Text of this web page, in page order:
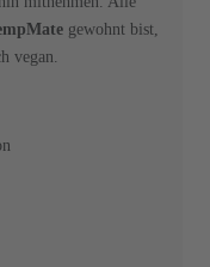
gewohnt bist,
vegan.